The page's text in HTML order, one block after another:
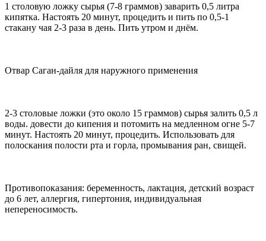
1 столовую ложку сырья (7-8 граммов) заварить 0,5 литра
кипятка. Настоять 20 минут, процедить и пить по 0,5-1
стакану чая 2-3 раза в день. Пить утром и днём.
Отвар Саган-дайля для наружного применения
2-3 столовые ложки (это около 15 граммов) сырья залить 0,5 л
воды. довести до кипения и потомить на медленном огне 5-7
минут. Настоять 20 минут, процедить. Использовать для
полоскания полости рта и горла, промывания ран, свищей.
Противопоказания: беременность, лактация, детский возраст
до 6 лет, аллергия, гипертония, индивидуальная
непереносимость.